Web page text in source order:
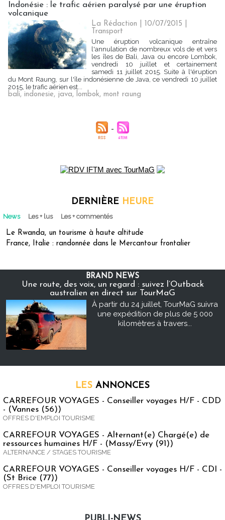
Indonésie : le trafic aérien paralysé par une éruption
volcanique
La Rédaction | 10/07/2015
Transport
Une éruption volcanique entraîne
l'annulation de nombreux vols de et vers
les îles de Bali, Java ou encore Lombok,
vendredi 10 juillet et certainement
samedi 11 juillet 2015. Suite à l'éruption
du Mont Raung, sur l'île indonésienne de Java, ce vendredi 10 juillet
2015, le trafic aérien est...
bali, indonesie, java, lombok, mont raung
DERNIÈRE HEURE
News Les + lus Les + commentés
Le Rwanda, un tourisme à haute altitude
France, Italie : randonnée dans le Mercantour frontalier
BRAND NEWS
Une route, des voix, un regard : suivez l’Outback
australien en direct sur TourMaG
À partir du 24 juillet, TourMaG suivra
une expédition de plus de 5 000
kilomètres à travers...
LES ANNONCES
CARREFOUR VOYAGES - Conseiller voyages H/F - CDD
- (Vannes (56))
OFFRES D'EMPLOI TOURISME
CARREFOUR VOYAGES - Alternant(e) Chargé(e) de
ressources humaines H/F - (Massy/Evry (91))
ALTERNANCE / STAGES TOURISME
CARREFOUR VOYAGES - Conseiller voyages H/F - CDI -
(St Brice (77))
OFFRES D'EMPLOI TOURISME